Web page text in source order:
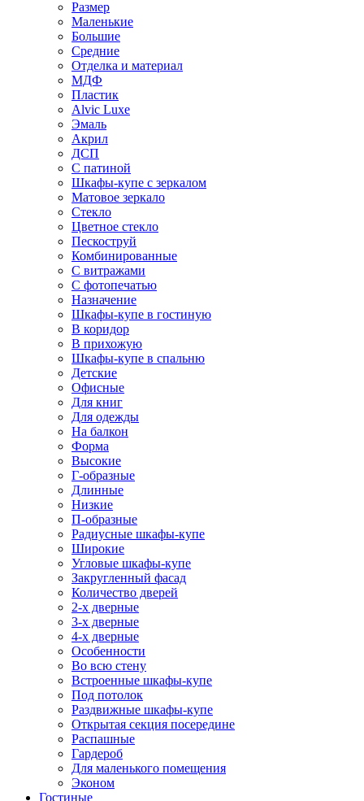
Размер
Маленькие
Большие
Средние
Отделка и материал
МДФ
Пластик
Alvic Luxe
Эмаль
Акрил
ДСП
С патиной
Шкафы-купе с зеркалом
Матовое зеркало
Стекло
Цветное стекло
Пескоструй
Комбинированные
С витражами
С фотопечатью
Назначение
Шкафы-купе в гостиную
В коридор
В прихожую
Шкафы-купе в спальню
Детские
Офисные
Для книг
Для одежды
На балкон
Форма
Высокие
Г-образные
Длинные
Низкие
П-образные
Радиусные шкафы-купе
Широкие
Угловые шкафы-купе
Закругленный фасад
Количество дверей
2-х дверные
3-х дверные
4-х дверные
Особенности
Во всю стену
Встроенные шкафы-купе
Под потолок
Раздвижные шкафы-купе
Открытая секция посередине
Распашные
Гардероб
Для маленького помещения
Эконом
Гостиные